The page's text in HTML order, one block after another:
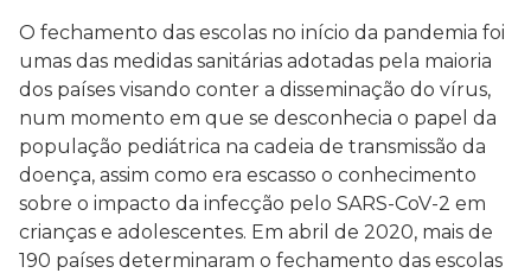
O fechamento das escolas no início da pandemia foi
umas das medidas sanitárias adotadas pela maioria
dos países visando conter a disseminação do vírus,
num momento em que se desconhecia o papel da
população pediátrica na cadeia de transmissão da
doença, assim como era escasso o conhecimento
sobre o impacto da infecção pelo SARS-CoV-2 em
crianças e adolescentes. Em abril de 2020, mais de
190 países determinaram o fechamento das escolas